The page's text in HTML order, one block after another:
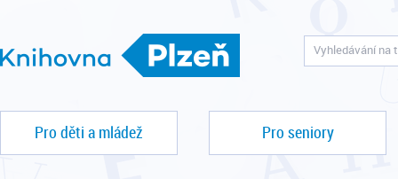
Pro děti a mládež Pro seniory